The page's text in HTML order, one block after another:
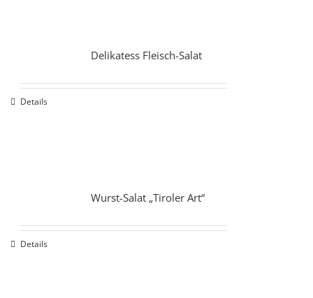
Delikatess Fleisch-Salat
Details
Wurst-Salat „Tiroler Art“
Details